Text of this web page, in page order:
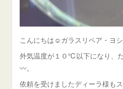
こんにちは☺ガラスリペア・ヨ
外気温度が１０℃以下になり、
〰。
依頼を受けましたディーラ様も